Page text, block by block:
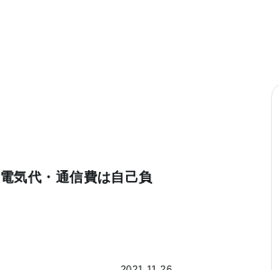
気代・通信費は自己負